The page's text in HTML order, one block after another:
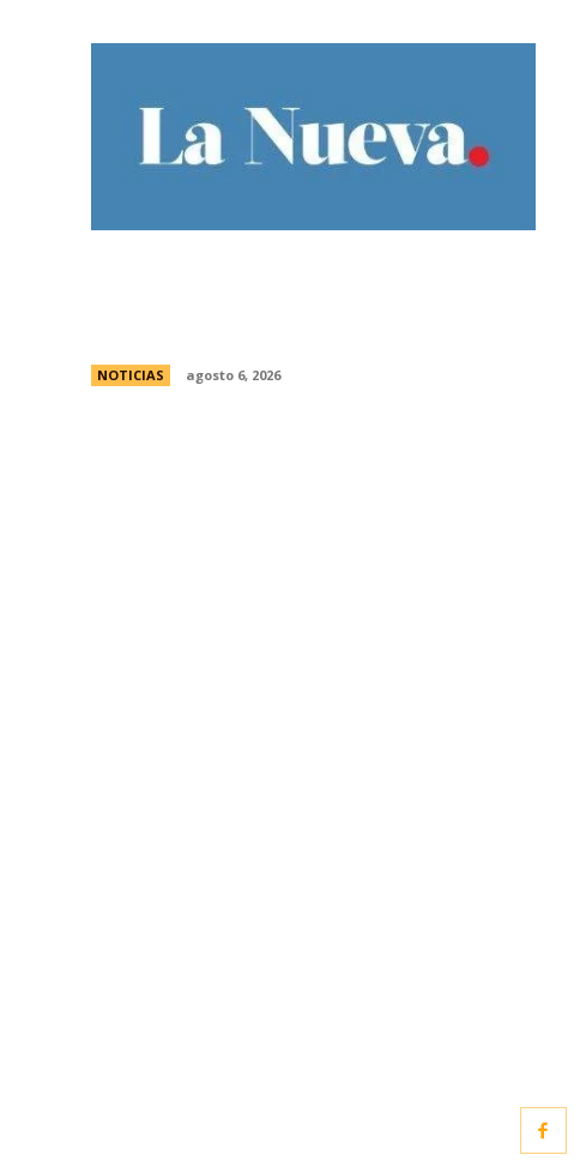
NOTICIAS agosto 6, 2026